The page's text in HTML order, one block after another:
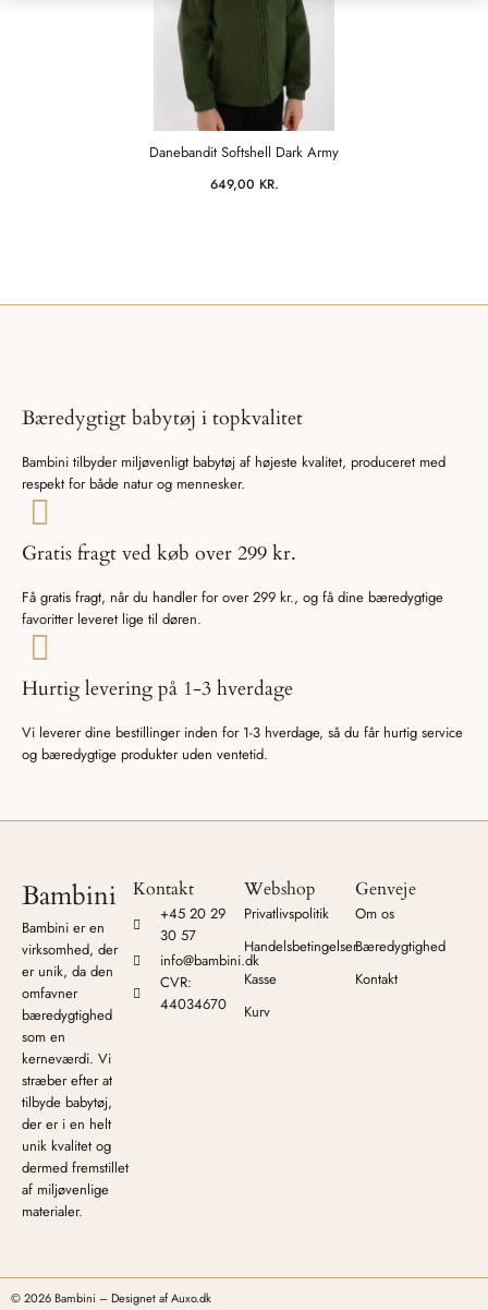
Danebandit Softshell Dark Army
649,00 KR.
Bæredygtigt babytøj i topkvalitet
Bambini tilbyder miljøvenligt babytøj af højeste kvalitet, produceret med
respekt for både natur og mennesker.
Gratis fragt ved køb over 299 kr.
Få gratis fragt, når du handler for over 299 kr., og få dine bæredygtige
favoritter leveret lige til døren.
Hurtig levering på 1-3 hverdage
Vi leverer dine bestillinger inden for 1-3 hverdage, så du får hurtig service
og bæredygtige produkter uden ventetid.
Bambini
Bambini er en
virksomhed, der
er unik, da den
omfavner
bæredygtighed
som en
kerneværdi. Vi
stræber efter at
tilbyde babytøj,
der er i en helt
unik kvalitet og
dermed fremstillet
af miljøvenlige
materialer.
Kontakt
+45 20 29
30 57
info@bambini.dk
CVR:
44034670
Webshop
Privatlivspolitik
Handelsbetingelser
Kasse
Kurv
Genveje
Om os
Bæredygtighed
Kontakt
© 2026 Bambini – Designet afAuxo.dk